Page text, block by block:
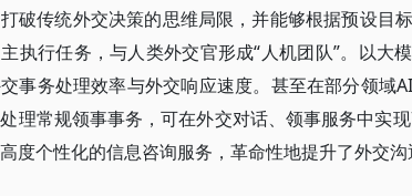
破传统外交决策的思维局限，并能够根据预设目
执行任务，与人类外交官形成“人机团队”。以大
事务处理效率与外交响应速度。甚至在部分领域
理常规领事事务，可在外交对话、领事服务中实
度个性化的信息咨询服务，革命性地提升了外交沟